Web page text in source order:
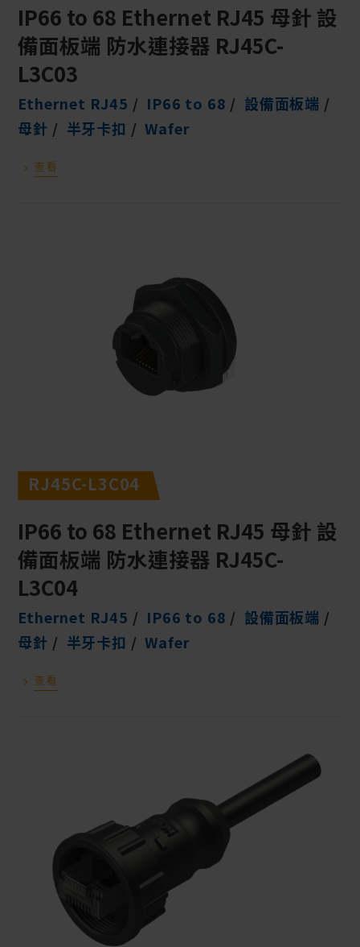
IP66 to 68 Ethernet RJ45 母針 設
備面板端 防水連接器 RJ45C-
L3C03
Ethernet RJ45 IP66 to 68
設備面板端
母針
半牙卡扣 Wafer
查看
RJ45C-L3C04
IP66 to 68 Ethernet RJ45 母針 設
備面板端 防水連接器 RJ45C-
L3C04
Ethernet RJ45 IP66 to 68
設備面板端
母針
半牙卡扣 Wafer
查看